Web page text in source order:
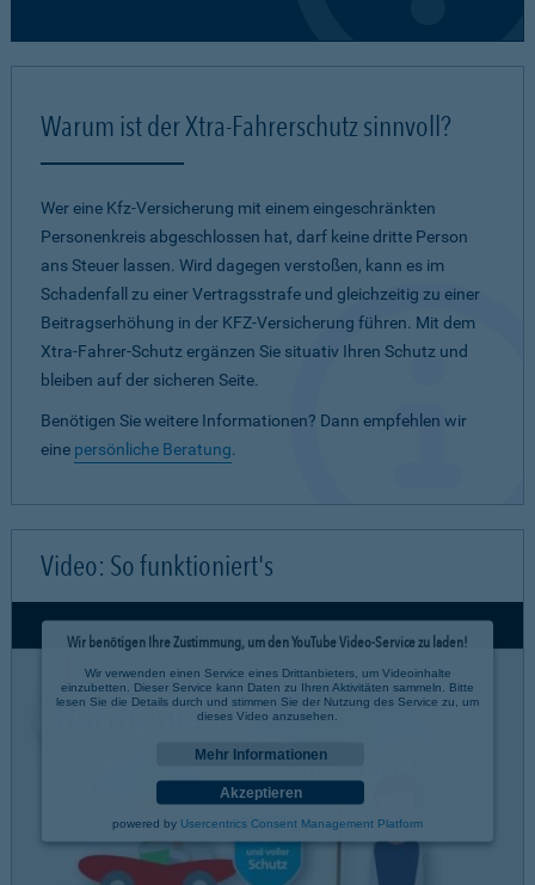
Warum ist der Xtra-Fahrerschutz sinnvoll?
Wer eine Kfz-Versicherung mit einem eingeschränkten
Personenkreis abgeschlossen hat, darf keine dritte Person
ans Steuer lassen. Wird dagegen verstoßen, kann es im
Schadenfall zu einer Vertragsstrafe und gleichzeitig zu einer
Beitragserhöhung in der KFZ-Versicherung führen. Mit dem
Xtra-Fahrer-Schutz ergänzen Sie situativ Ihren Schutz und
bleiben auf der sicheren Seite.
Benötigen Sie weitere Informationen? Dann empfehlen wir
eine persönliche Beratung.
Video: So funktioniert's
Wir benötigen Ihre Zustimmung, um den YouTube Video-Service zu laden!
Wir verwenden einen Service eines Drittanbieters, um Videoinhalte
einzubetten. Dieser Service kann Daten zu Ihren Aktivitäten sammeln. Bitte
lesen Sie die Details durch und stimmen Sie der Nutzung des Service zu, um
dieses Video anzusehen.
Mehr Informationen
Akzeptieren
powered by Usercentrics Consent Management Platform